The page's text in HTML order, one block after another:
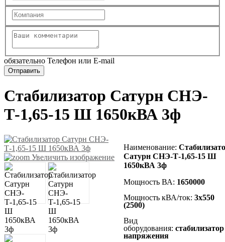
обязательно Телефон или E-mail
Стабилизатор Сатурн СНЭ-
Т-1,65-15 Ш 1650кВА 3ф
Увеличить изображение
Наименование:
Сатурн СНЭ-Т-1,65-15 Ш
1650кВА 3ф
Мощность ВА: 1650000
Мощность кВА/ток: 3х550
(2500)
Вид
оборудования: стабилизатор
напряжения